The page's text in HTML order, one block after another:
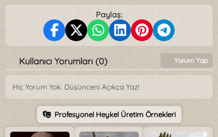
Paylaş:
Kullanıcı Yorumları (0) Yorum Yap
Hiç Yorum Yok. Düşünceni Açıkça Yaz!
Profesyonel Heykel Üretim Örnekleri